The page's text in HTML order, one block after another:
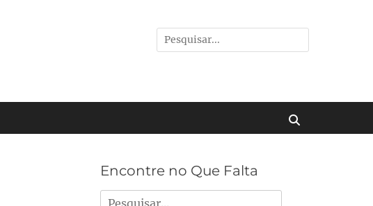
Pesquisar
por:
Encontre no Que Falta
Pesquisar